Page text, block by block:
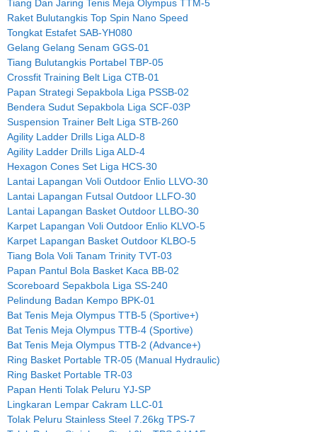
Tiang Dan Jaring Tenis Meja Olympus TTM-5
Raket Bulutangkis Top Spin Nano Speed
Tongkat Estafet SAB-YH080
Gelang Gelang Senam GGS-01
Tiang Bulutangkis Portabel TBP-05
Crossfit Training Belt Liga CTB-01
Papan Strategi Sepakbola Liga PSSB-02
Bendera Sudut Sepakbola Liga SCF-03P
Suspension Trainer Belt Liga STB-260
Agility Ladder Drills Liga ALD-8
Agility Ladder Drills Liga ALD-4
Hexagon Cones Set Liga HCS-30
Lantai Lapangan Voli Outdoor Enlio LLVO-30
Lantai Lapangan Futsal Outdoor LLFO-30
Lantai Lapangan Basket Outdoor LLBO-30
Karpet Lapangan Voli Outdoor Enlio KLVO-5
Karpet Lapangan Basket Outdoor KLBO-5
Tiang Bola Voli Tanam Trinity TVT-03
Papan Pantul Bola Basket Kaca BB-02
Scoreboard Sepakbola Liga SS-240
Pelindung Badan Kempo BPK-01
Bat Tenis Meja Olympus TTB-5 (Sportive+)
Bat Tenis Meja Olympus TTB-4 (Sportive)
Bat Tenis Meja Olympus TTB-2 (Advance+)
Ring Basket Portable TR-05 (Manual Hydraulic)
Ring Basket Portable TR-03
Papan Henti Tolak Peluru YJ-SP
Lingkaran Lempar Cakram LLC-01
Tolak Peluru Stainless Steel 7.26kg TPS-7